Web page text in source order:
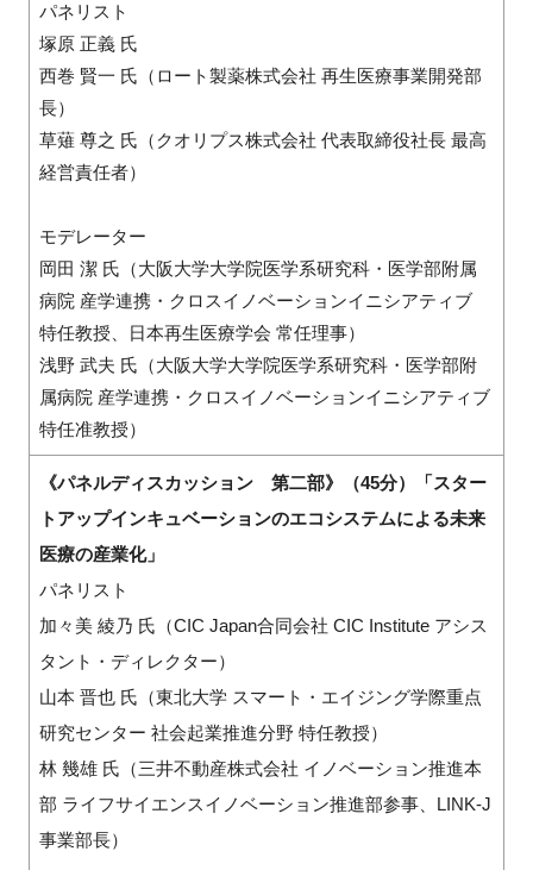
パネリスト
塚原 正義 氏
西巻 賢一 氏（ロート製薬株式会社 再生医療事業開発部
長）
草薙 尊之 氏（クオリプス株式会社 代表取締役社長 最高
経営責任者）
モデレーター
岡田 潔 氏（大阪大学大学院医学系研究科・医学部附属
病院 産学連携・クロスイノベーションイニシアティブ
特任教授、日本再生医療学会 常任理事）
浅野 武夫 氏（大阪大学大学院医学系研究科・医学部附
属病院 産学連携・クロスイノベーションイニシアティブ
特任准教授）
《パネルディスカッション 第二部》（45分）「スター
トアップインキュベーションのエコシステムによる未来
医療の産業化」
パネリスト
加々美 綾乃 氏（CIC Japan合同会社 CIC Institute アシス
タント・ディレクター）
山本 晋也 氏（東北大学 スマート・エイジング学際重点
研究センター 社会起業推進分野 特任教授）
林 幾雄 氏（三井不動産株式会社 イノベーション推進本
部 ライフサイエンスイノベーション推進部参事、LINK-J
事業部長）